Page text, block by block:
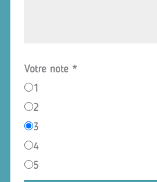
Votre note *
1
2
3
4
5